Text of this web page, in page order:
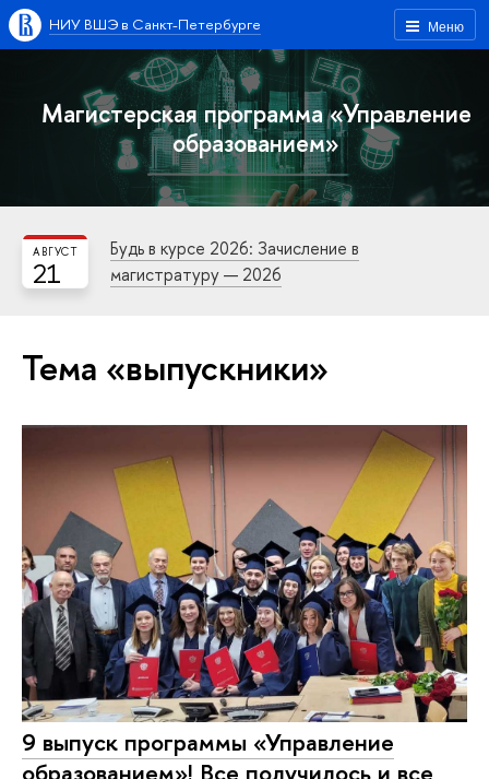
Меню
НИУ ВШЭ в Санкт-Петербурге
Магистерская программа «Управление
образованием»
21
АВГУСТ
Будь в курсе 2026: Зачисление в
магистратуру — 2026
Тема «выпускники»
9 выпуск программы «Управление